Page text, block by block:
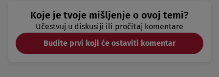
Koje je tvoje mišljenje o ovoj temi?
Učestvuj u diskusiji ili pročitaj komentare
Budite prvi koji će ostaviti komentar